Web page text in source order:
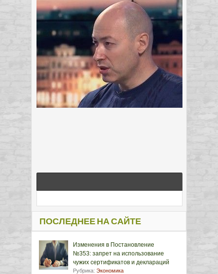
ПОСЛЕДНЕЕ НА САЙТЕ
Изменения в Постановление
№353: запрет на использование
чужих сертификатов и деклараций
Рубрика: Экономика